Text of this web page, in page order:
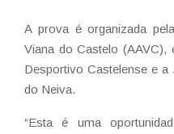
A prova é organizada
Viana do Castelo
Desportivo Castelense e a
do Neiva.
“Esta é uma